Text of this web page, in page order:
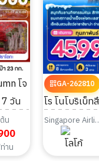
7 วัน
น
าน
GA-262810
โร โนโบริเบ็